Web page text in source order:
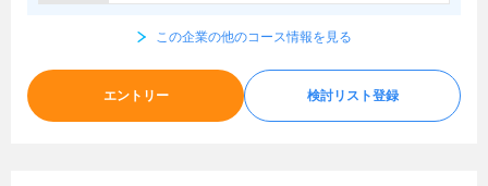
この企業の他のコース情報を見る
エントリー 検討リスト登録